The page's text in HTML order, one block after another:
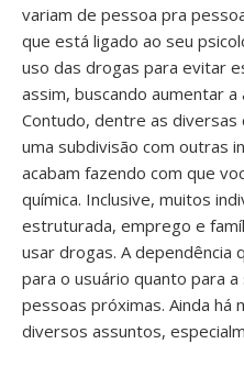
variam de pessoa pra
que está ligado ao seu
uso das drogas para evitar
assim, buscando aumentar
Contudo, dentre as diversas
uma subdivisão com outras
acabam fazendo com que
química. Inclusive, muitos
estruturada, emprego e
usar drogas. A dependência
para o usuário quanto para a
pessoas próximas. Ainda
diversos assuntos,